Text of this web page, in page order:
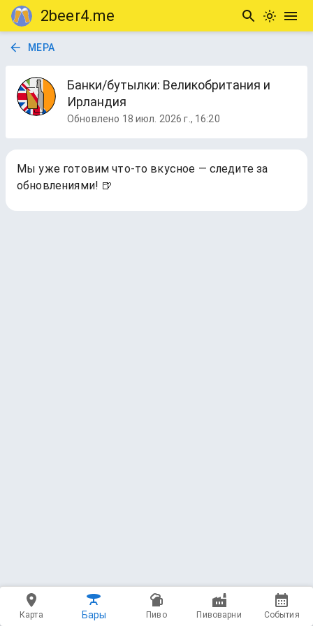
2beer4.me
МЕРА
Банки/бутылки: Великобритания и
Ирландия
Обновлено 18 июл. 2026 г., 16:20
Мы уже готовим что-то вкусное — следите за
обновлениями! 🍺
Карта Бары Пиво Пивоварни События